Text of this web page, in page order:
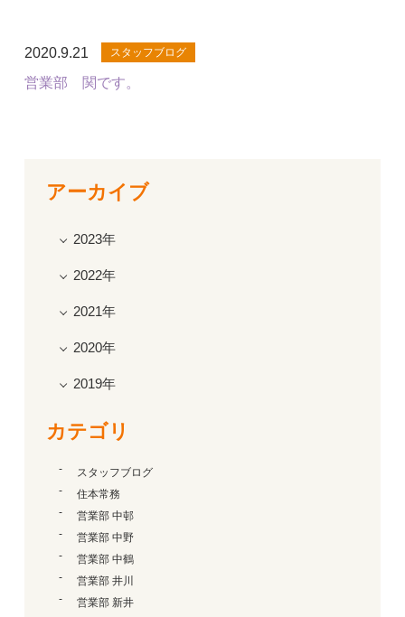
2020.9.21 スタッフブログ
営業部 関です。
アーカイブ
2023年
2022年
2021年
2020年
2019年
カテゴリ
スタッフブログ
住本常務
営業部 中邨
営業部 中野
営業部 中鶴
営業部 井川
営業部 新井